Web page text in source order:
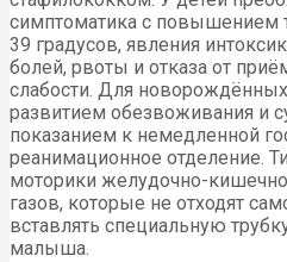
симптоматика с повышением
39 градусов, явления
болей, рвоты и отказа от
слабости. Для
развитием обезвоживания и
показанием к немедленной
реанимационное отделение.
моторики желудочно-
газов, которые не отходят
вставлять специальную
малыша.